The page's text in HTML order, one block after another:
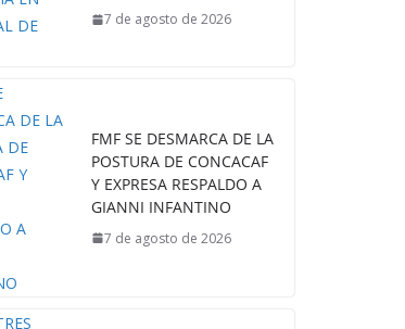
7 de agosto de 2026
FMF SE DESMARCA DE LA
POSTURA DE CONCACAF
Y EXPRESA RESPALDO A
GIANNI INFANTINO
7 de agosto de 2026